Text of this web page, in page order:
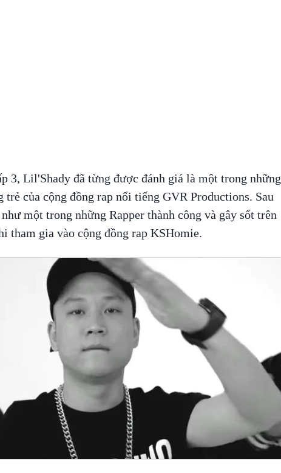
3, Lil'Shady đã từng được đánh giá là một trong những
trẻ của cộng đồng rap nổi tiếng GVR Productions. Sau
một trong những Rapper thành công và gây sốt trên
tham gia vào cộng đồng rap KSHomie.